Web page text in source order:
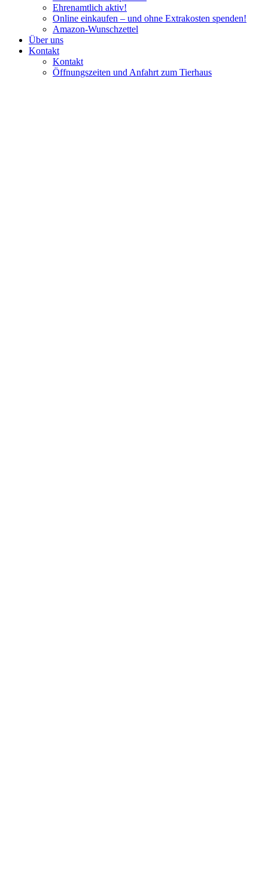
Ehrenamtlich aktiv!
Online einkaufen – und ohne Extrakosten spenden!
Amazon-Wunschzettel
Über uns
Kontakt
Kontakt
Öffnungszeiten und Anfahrt zum Tierhaus